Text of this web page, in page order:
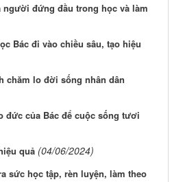
người đứng đầu trong học và làm
Bác đi vào chiều sâu, tạo hiệu
chăm lo đời sống nhân dân
đức của Bác để cuộc sống tươi
quả (04/06/2024)
sức học tập, rèn luyện, làm theo